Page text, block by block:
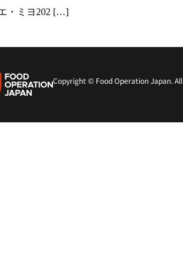
・ミヨ202 […]
Copyright © Food Operation Japan.